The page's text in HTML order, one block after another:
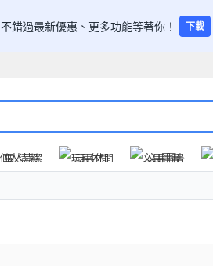
不錯過最新優惠、更多功能等著你！ 下載
個人清潔 玩具休閒 文具圖書